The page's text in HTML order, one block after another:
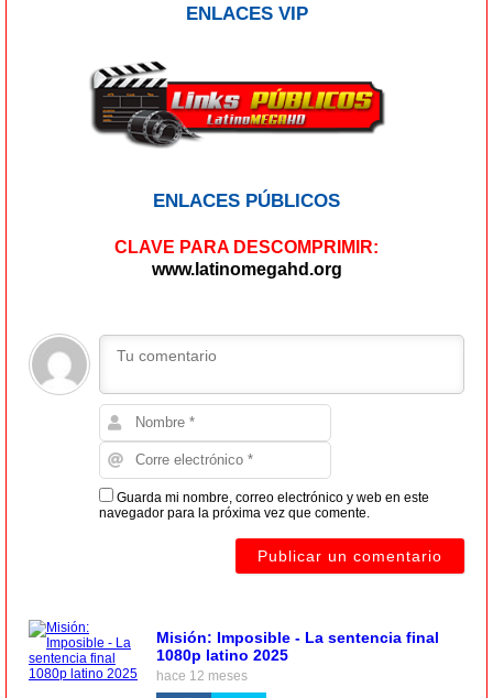
ENLACES VIP
ENLACES PÚBLICOS
CLAVE PARA DESCOMPRIMIR:
www.latinomegahd.org
Guarda mi nombre, correo electrónico y web en este
navegador para la próxima vez que comente.
Misión: Imposible - La sentencia final
1080p latino 2025
hace 12 meses